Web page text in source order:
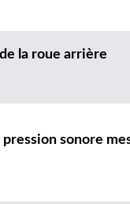
la roue arrière
pression sonore